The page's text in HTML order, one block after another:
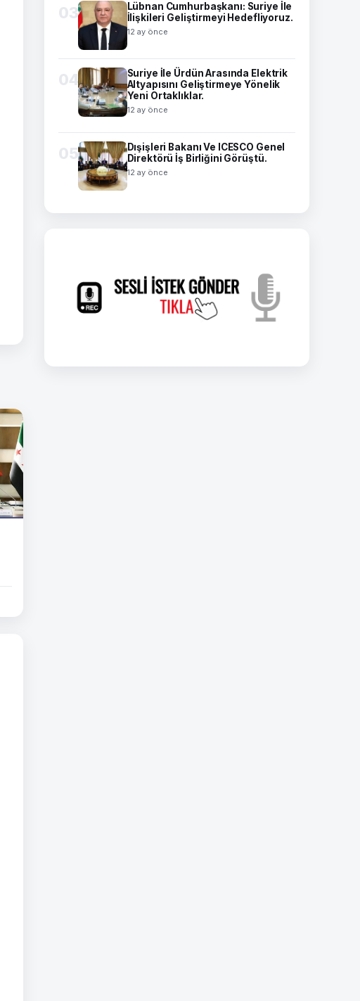
03
Lübnan Cumhurbaşkanı: Suriye İle
İlişkileri Geliştirmeyi Hedefliyoruz.
12 ay önce
04
Suriye İle Ürdün Arasında Elektrik
Altyapısını Geliştirmeye Yönelik
Yeni Ortaklıklar.
12 ay önce
05
Dışişleri Bakanı Ve ICESCO Genel
Direktörü İş Birliğini Görüştü.
12 ay önce